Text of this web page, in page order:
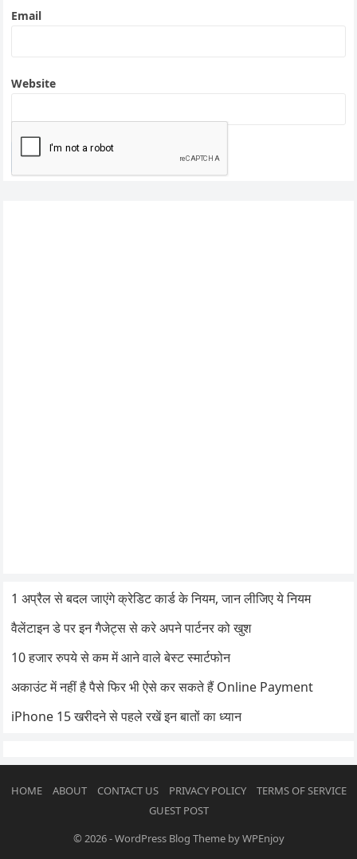
Email
Website
1 अप्रैल से बदल जाएंगे क्रेडिट कार्ड के नियम, जान लीजिए ये नियम
वैलेंटाइन डे पर इन गैजेट्स से करे अपने पार्टनर को खुश
10 हजार रुपये से कम में आने वाले बेस्ट स्मार्टफोन
अकाउंट में नहीं है पैसे फिर भी ऐसे कर सकते हैं Online Payment
iPhone 15 खरीदने से पहले रखें इन बातों का ध्यान
HOME ABOUT CONTACT US PRIVACY POLICY
TERMS OF SERVICE
GUEST POST
© 2026-WordPress Blog ThemebyWPEnjoy